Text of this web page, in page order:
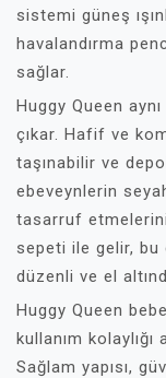
sistemi güneş
havalandırma
sağlar.
Huggy Queen
çıkar. Hafif ve
taşınabilir ve
ebeveynlerin
tasarruf
sepeti ile gelir, bu
düzenli ve el
Huggy Queen
kullanım
Sağlam yapısı,